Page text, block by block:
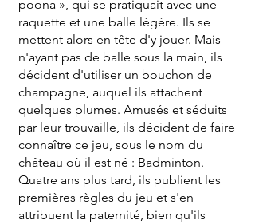
poona », qui se pratiquait avec une
raquette et une balle légère. Ils se
mettent alors en tête d'y jouer. Mais
n'ayant pas de balle sous la main, ils
décident d'utiliser un bouchon de
champagne, auquel ils attachent
quelques plumes. Amusés et séduits
par leur trouvaille, ils décident de faire
connaître ce jeu, sous le nom du
château où il est né : Badminton.
Quatre ans plus tard, ils publient les
premières règles du jeu et s'en
attribuent la paternité, bien qu'ils